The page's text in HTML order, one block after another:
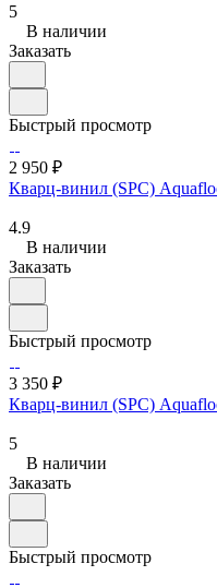
5
В наличии
Заказать
Быстрый просмотр
2 950 ₽
Кварц-винил (SPC)
4.9
В наличии
Заказать
Быстрый просмотр
3 350 ₽
Кварц-винил (SPC)
5
В наличии
Заказать
Быстрый просмотр